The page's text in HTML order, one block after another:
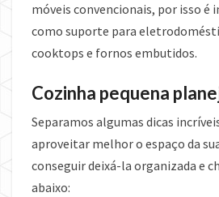
móveis convencionais, por isso é
como suporte para
cooktops e fornos embutidos.
Cozinha pequena
Separamos algumas dicas
aproveitar melhor o espaço da
conseguir deixá-la organizada e
abaixo: